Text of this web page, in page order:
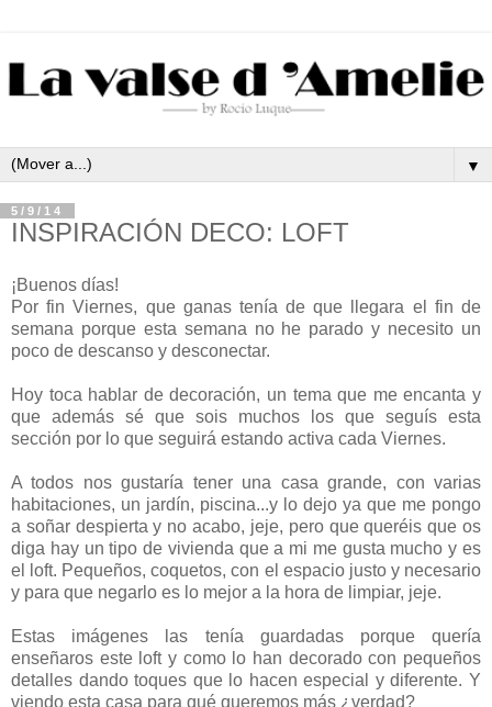
▼
5/9/14
INSPIRACIÓN DECO: LOFT
¡Buenos días!
Por fin Viernes, que ganas tenía de que llegara el fin de
semana porque esta semana no he parado y necesito un
poco de descanso y desconectar.
Hoy toca hablar de decoración, un tema que me encanta y
que además sé que sois muchos los que seguís esta
sección por lo que seguirá estando activa cada Viernes.
A todos nos gustaría tener una casa grande, con varias
habitaciones, un jardín, piscina...y lo dejo ya que me pongo
a soñar despierta y no acabo, jeje, pero que queréis que os
diga hay un tipo de vivienda que a mi me gusta mucho y es
el loft. Pequeños, coquetos, con el espacio justo y necesario
y para que negarlo es lo mejor a la hora de limpiar, jeje.
Estas imágenes las tenía guardadas porque quería
enseñaros este loft y como lo han decorado con pequeños
detalles dando toques que lo hacen especial y diferente. Y
viendo esta casa para qué queremos más ¿verdad?